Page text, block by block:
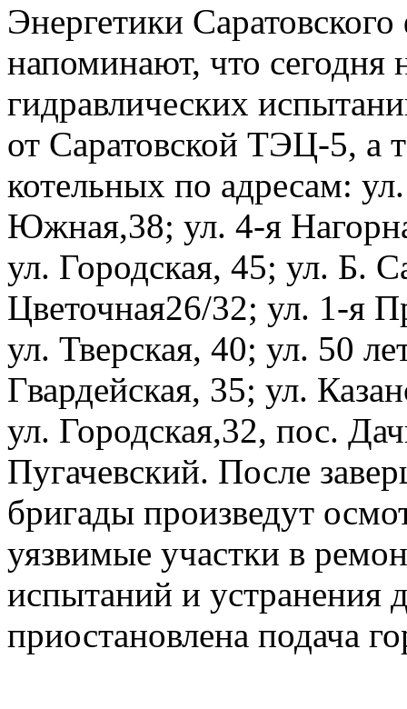
Энергетики
напоминают, что сегодня
гидравлических
от Саратовской ТЭЦ-5, а
котельных по адресам:
Южная,38; ул. 4-я
ул. Городская, 45; ул. Б.
Цветочная26/32; ул. 1-я
ул. Тверская, 40; ул. 50
Гвардейская, 35; ул.
ул. Городская,32, пос.
Пугачевский. После
бригады произведут
уязвимые участки в
испытаний и устранения
приостановлена подача